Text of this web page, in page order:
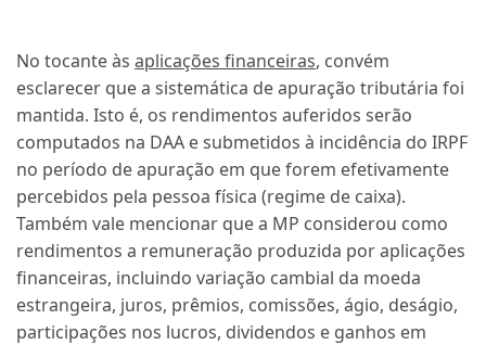
No tocante às aplicações financeiras, convém
esclarecer que a sistemática de apuração tributária foi
mantida. Isto é, os rendimentos auferidos serão
computados na DAA e submetidos à incidência do IRPF
no período de apuração em que forem efetivamente
percebidos pela pessoa física (regime de caixa).
Também vale mencionar que a MP considerou como
rendimentos a remuneração produzida por aplicações
financeiras, incluindo variação cambial da moeda
estrangeira, juros, prêmios, comissões, ágio, deságio,
participações nos lucros, dividendos e ganhos em